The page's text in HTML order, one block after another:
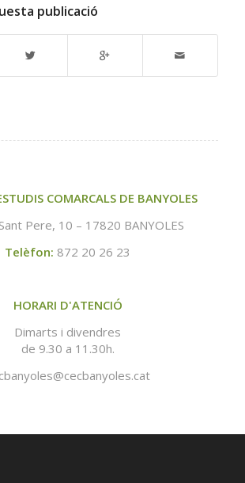
publicació
COMARCALS DE BANYOLES
Sant Pere, 10 – 17820 BANYOLES
Telèfon: 872 20 26 23
HORARI D'ATENCIÓ
Dimarts i divendres
de 9.30 a 11.30h.